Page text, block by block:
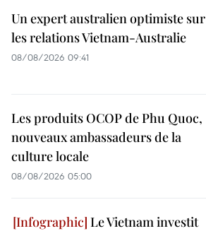
Un expert australien optimiste sur
les relations Vietnam-Australie
08/08/2026 09:41
Les produits OCOP de Phu Quoc,
nouveaux ambassadeurs de la
culture locale
08/08/2026 05:00
Le Vietnam investit